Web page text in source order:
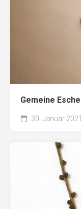
Gemeine Esche
30. Januar 2021